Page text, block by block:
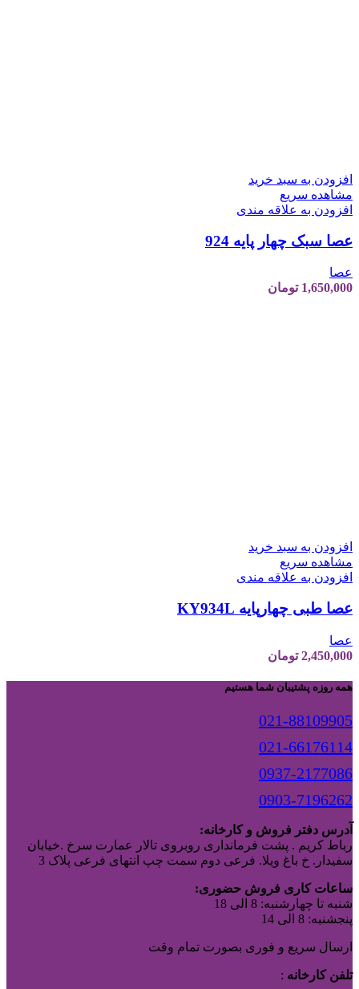
افزودن به سبد خرید
مشاهده سریع
افزودن به علاقه مندی
عصا سبک چهار پایه 924
عصا
1,650,000 تومان
افزودن به سبد خرید
مشاهده سریع
افزودن به علاقه مندی
عصا طبی چهارپایه KY934L
عصا
2,450,000 تومان
همه روزه پشتیبان شما هستیم
021-88109905
021-66176114
0937-2177086
0903-7196262
آدرس دفتر فروش و کارخانه:
رباط کریم . پشت فرمانداری روبروی تالار عمارت سرخ .خیابان
سفیدار. خ باغ ویلا. فرعی دوم سمت چپ انتهای فرعی پلاک 3
ساعات کاری فروش حضوری:
شنبه تا چهارشنبه: 8 الی 18
پنجشنبه: 8 الی 14
ارسال سریع و فوری بصورت تمام وقت
تلفن کارخانه :